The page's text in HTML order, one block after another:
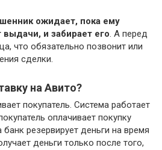
ожидает, пока ему
выдачи, и забирает его. А перед
что обязательно позвонит или
сделки.
на Авито?
покупатель. Система работает
оплачивает покупку
банк резервирует деньги на время
деньги только после того,